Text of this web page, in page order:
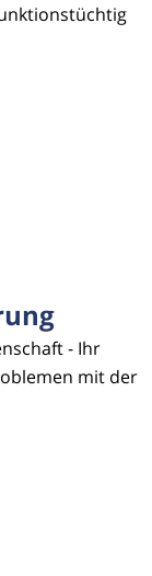
- Ihr
mit der